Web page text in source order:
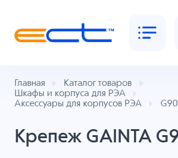
Главная
Каталог товаров
Шкафы и корпуса для РЭА
Аксессуары для корпусов РЭА
Крепеж GAINTA